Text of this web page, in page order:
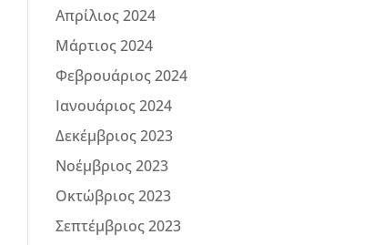
Απρίλιος 2024
Μάρτιος 2024
Φεβρουάριος 2024
Ιανουάριος 2024
Δεκέμβριος 2023
Νοέμβριος 2023
Οκτώβριος 2023
Σεπτέμβριος 2023